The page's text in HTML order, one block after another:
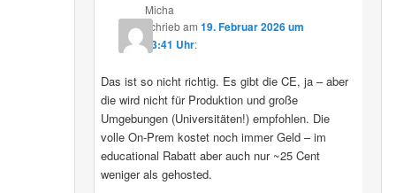
Micha
schriebam 19. Februar 2026 um
13:41 Uhr:
Das ist so nicht richtig. Es gibt die CE, ja – aber
die wird nicht für Produktion und große
Umgebungen (Universitäten!) empfohlen. Die
volle On-Prem kostet noch immer Geld – im
educational Rabatt aber auch nur ~25 Cent
weniger als gehosted.